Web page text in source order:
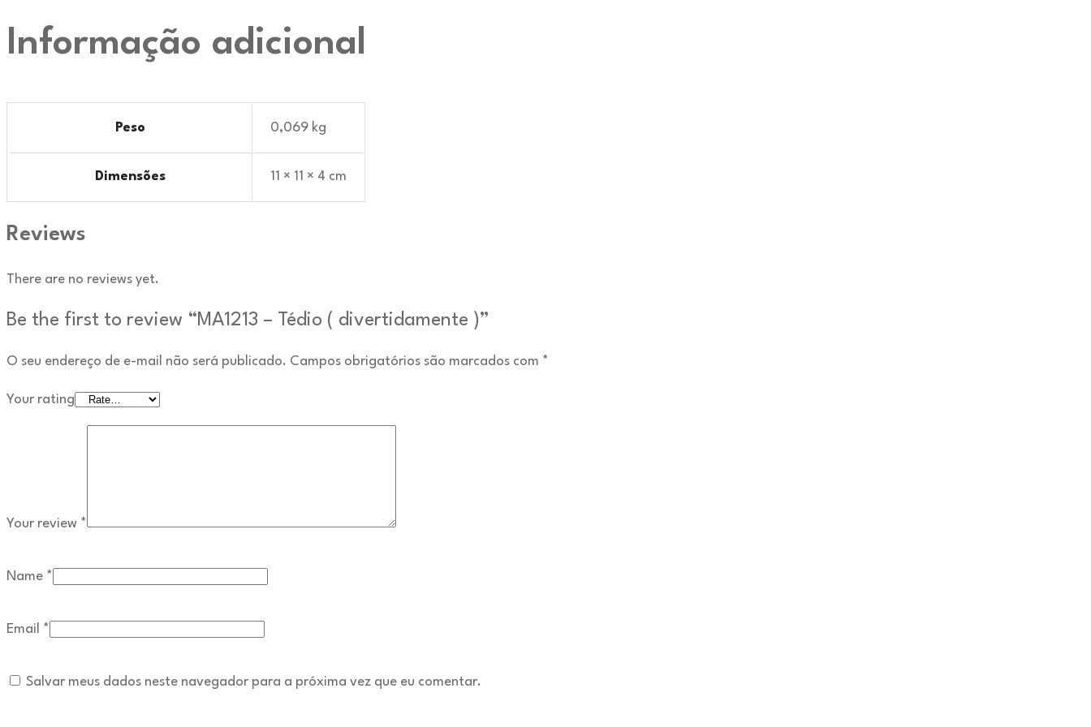
Informação adicional
Peso 0,069 kg
Dimensões 11 × 11 × 4 cm
Reviews
There are no reviews yet.
Be the first to review “MA1213 – Tédio ( divertidamente )”
O seu endereço de e-mail não será publicado. Campos obrigatórios são marcados com *
Your rating
Your review *
Name *
Email *
Salvar meus dados neste navegador para a próxima vez que eu comentar.